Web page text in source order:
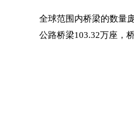
全球范围内桥梁的数量
公路桥梁103.32万座，